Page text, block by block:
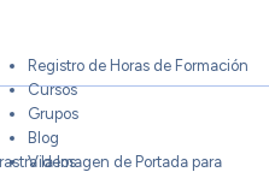
Registro de Horas de Formación
Cursos
Grupos
Blog
Videos
la Imagen de Portada para